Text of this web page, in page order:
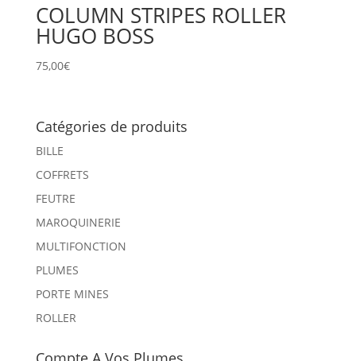
COLUMN STRIPES ROLLER
HUGO BOSS
75,00€
Catégories de produits
BILLE
COFFRETS
FEUTRE
MAROQUINERIE
MULTIFONCTION
PLUMES
PORTE MINES
ROLLER